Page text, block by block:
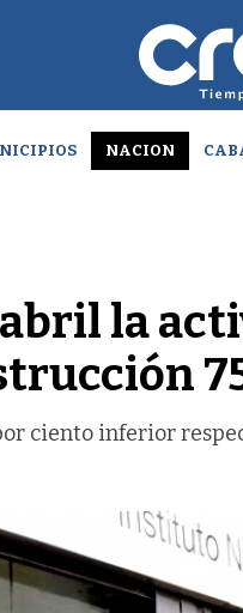
NACION
abril la
ciento inferior